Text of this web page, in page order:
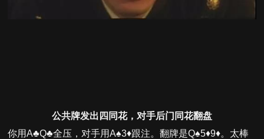
公共牌发出四同花，对手后门同花翻盘
你用A♣Q♣全压，对手用A♠3♦跟注。翻牌是Q♠5♦9♦。太棒